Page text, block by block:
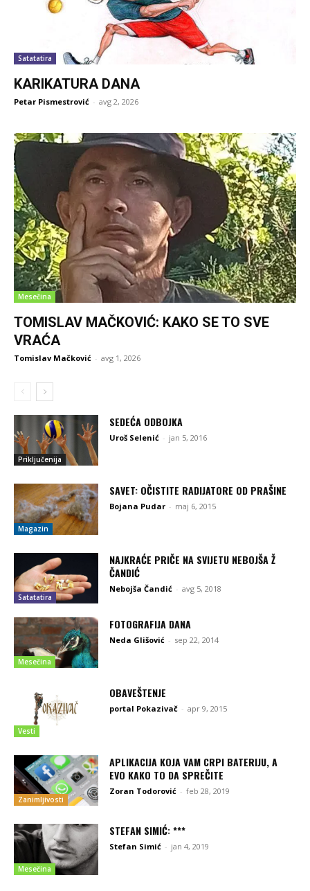
Satatatira
KARIKATURA DANA
Petar Pismestrović - avg 2, 2026
Mesečina
TOMISLAV MAČKOVIĆ: KAKO SE TO SVE
VRAĆA
Tomislav Mačković - avg 1, 2026
Priključenija
SEDEĆA ODBOJKA
Uroš Selenić - jan 5, 2016
Magazin
SAVET: OČISTITE RADIJATORE OD PRAŠINE
Bojana Pudar - maj 6, 2015
Satatatira
NAJKRAĆE PRIČE NA SVIJETU NEBOJŠA Ž
ČANDIĆ
Nebojša Čandić - avg 5, 2018
Mesečina
FOTOGRAFIJA DANA
Neda Glišović - sep 22, 2014
Vesti
OBAVEŠTENJE
portal Pokazivač - apr 9, 2015
Zanimljivosti
APLIKACIJA KOJA VAM CRPI BATERIJU, A
EVO KAKO TO DA SPREČITE
Zoran Todorović - feb 28, 2019
Mesečina
STEFAN SIMIĆ: ***
Stefan Simić - jan 4, 2019